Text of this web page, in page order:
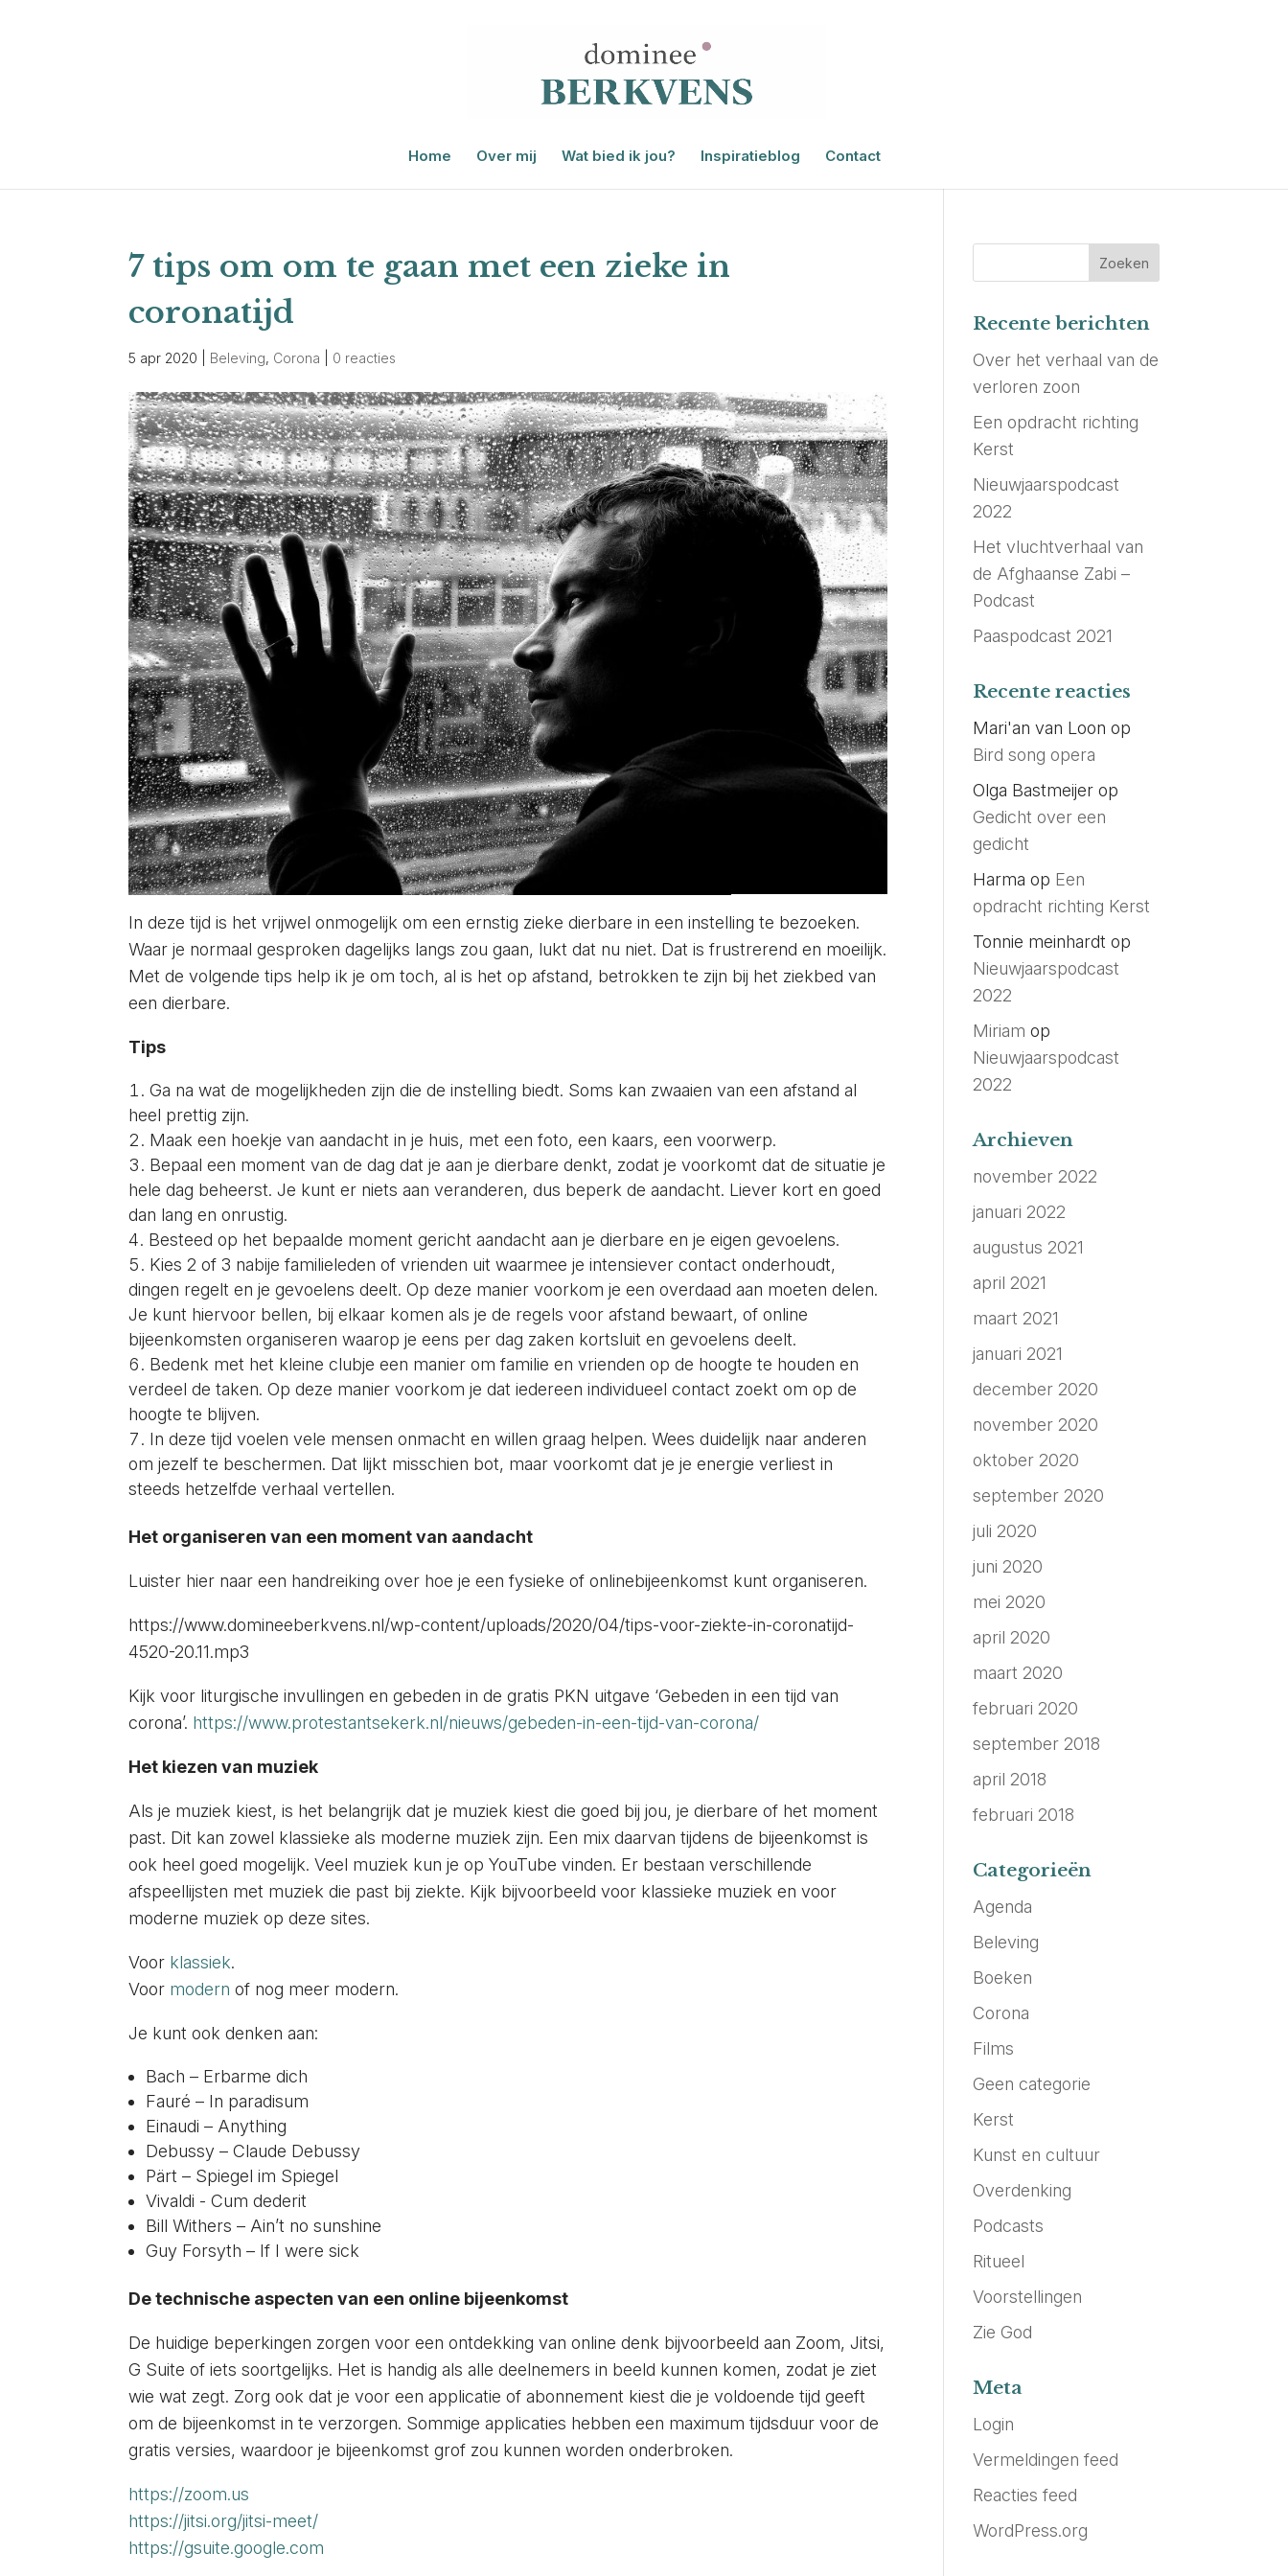
Home Over mij Wat bied ik jou? Inspiratieblog Contact
7 tips om om te gaan met een zieke in
coronatijd
5 apr 2020 Beleving, Corona 0 reacties
In deze tijd is het vrijwel onmogelijk om een ernstig zieke dierbare in een instelling te bezoeken.
Waar je normaal gesproken dagelijks langs zou gaan, lukt dat nu niet. Dat is frustrerend en moeilijk.
Met de volgende tips help ik je om toch, al is het op afstand, betrokken te zijn bij het ziekbed van
een dierbare.
Tips
Ga na wat de mogelijkheden zijn die de instelling biedt. Soms kan zwaaien van een afstand al
heel prettig zijn.
Maak een hoekje van aandacht in je huis, met een foto, een kaars, een voorwerp.
Bepaal een moment van de dag dat je aan je dierbare denkt, zodat je voorkomt dat de situatie je
hele dag beheerst. Je kunt er niets aan veranderen, dus beperk de aandacht. Liever kort en goed
dan lang en onrustig.
Besteed op het bepaalde moment gericht aandacht aan je dierbare en je eigen gevoelens.
Kies 2 of 3 nabije familieleden of vrienden uit waarmee je intensiever contact onderhoudt,
dingen regelt en je gevoelens deelt. Op deze manier voorkom je een overdaad aan moeten delen.
Je kunt hiervoor bellen, bij elkaar komen als je de regels voor afstand bewaart, of online
bijeenkomsten organiseren waarop je eens per dag zaken kortsluit en gevoelens deelt.
Bedenk met het kleine clubje een manier om familie en vrienden op de hoogte te houden en
verdeel de taken. Op deze manier voorkom je dat iedereen individueel contact zoekt om op de
hoogte te blijven.
In deze tijd voelen vele mensen onmacht en willen graag helpen. Wees duidelijk naar anderen
om jezelf te beschermen. Dat lijkt misschien bot, maar voorkomt dat je je energie verliest in
steeds hetzelfde verhaal vertellen.
Het organiseren van een moment van aandacht
Luister hier naar een handreiking over hoe je een fysieke of onlinebijeenkomst kunt organiseren.
https://www.domineeberkvens.nl/wp-content/uploads/2020/04/tips-voor-ziekte-in-coronatijd-
4520-20.11.mp3
Kijk voor liturgische invullingen en gebeden in de gratis PKN uitgave ‘Gebeden in een tijd van
corona’. https://www.protestantsekerk.nl/nieuws/gebeden-in-een-tijd-van-corona/
Het kiezen van muziek
Als je muziek kiest, is het belangrijk dat je muziek kiest die goed bij jou, je dierbare of het moment
past. Dit kan zowel klassieke als moderne muziek zijn. Een mix daarvan tijdens de bijeenkomst is
ook heel goed mogelijk. Veel muziek kun je op YouTube vinden. Er bestaan verschillende
afspeellijsten met muziek die past bij ziekte. Kijk bijvoorbeeld voor klassieke muziek en voor
moderne muziek op deze sites.
Voor klassiek.
Voor modern of nog meer modern.
Je kunt ook denken aan:
Bach – Erbarme dich
Fauré – In paradisum
Einaudi – Anything
Debussy – Claude Debussy
Pärt – Spiegel im Spiegel
Vivaldi - Cum dederit
Bill Withers – Ain’t no sunshine
Guy Forsyth – If I were sick
De technische aspecten van een online bijeenkomst
De huidige beperkingen zorgen voor een ontdekking van online denk bijvoorbeeld aan Zoom, Jitsi,
G Suite of iets soortgelijks. Het is handig als alle deelnemers in beeld kunnen komen, zodat je ziet
wie wat zegt. Zorg ook dat je voor een applicatie of abonnement kiest die je voldoende tijd geeft
om de bijeenkomst in te verzorgen. Sommige applicaties hebben een maximum tijdsduur voor de
gratis versies, waardoor je bijeenkomst grof zou kunnen worden onderbroken.
https://zoom.us
https://jitsi.org/jitsi-meet/
https://gsuite.google.com
Recente berichten
Over het verhaal van de
verloren zoon
Een opdracht richting
Kerst
Nieuwjaarspodcast
2022
Het vluchtverhaal van
de Afghaanse Zabi –
Podcast
Paaspodcast 2021
Recente reacties
Mari'an van Loon op
Bird song opera
Olga Bastmeijer op
Gedicht over een
gedicht
Harma op Een
opdracht richting Kerst
Tonnie meinhardt op
Nieuwjaarspodcast
2022
Miriam op
Nieuwjaarspodcast
2022
Archieven
november 2022
januari 2022
augustus 2021
april 2021
maart 2021
januari 2021
december 2020
november 2020
oktober 2020
september 2020
juli 2020
juni 2020
mei 2020
april 2020
maart 2020
februari 2020
september 2018
april 2018
februari 2018
Categorieën
Agenda
Beleving
Boeken
Corona
Films
Geen categorie
Kerst
Kunst en cultuur
Overdenking
Podcasts
Ritueel
Voorstellingen
Zie God
Meta
Login
Vermeldingen feed
Reacties feed
WordPress.org